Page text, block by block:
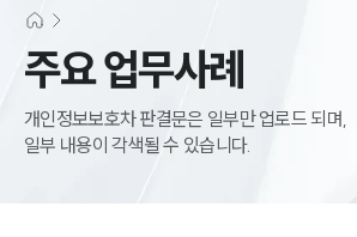
주요 업무사례
개인정보보호차 판결문은 일부만 업로드 되며,
일부 내용이 각색될 수 있습니다.